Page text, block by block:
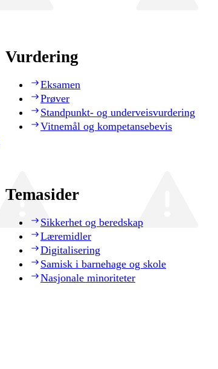
Vurdering
Eksamen
Prøver
Standpunkt- og underveisvurdering
Vitnemål og kompetansebevis
Temasider
Sikkerhet og beredskap
Læremidler
Digitalisering
Samisk i barnehage og skole
Nasjonale minoriteter